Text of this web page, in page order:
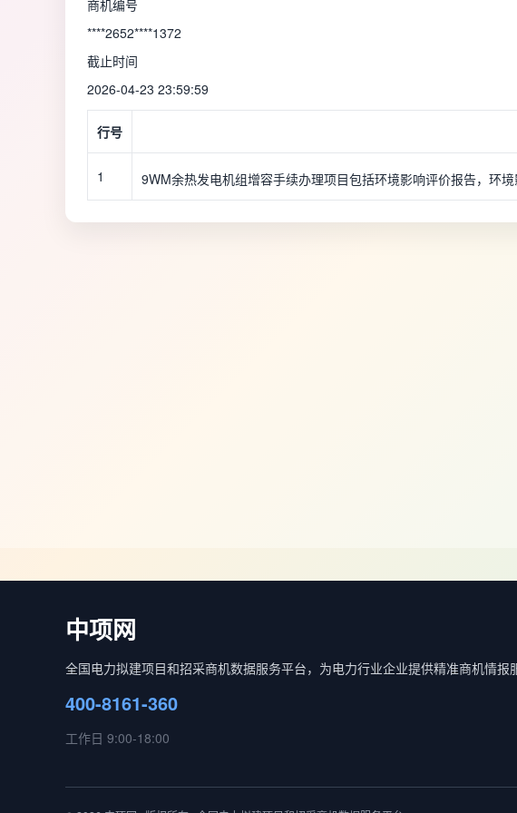
商机编号
****2652****1372
截止时间
2026-04-23 23:59:59
行号
1 9WM余热发电机组增容手续办理项目包括环境影响评价报告，环
中项网
全国电力拟建项目和招采商机数据服务平台，为电力行业企业提供精准商机情报
400-8161-360
工作日 9:00-18:00